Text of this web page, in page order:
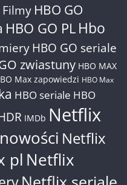
Filmy HBO GO
HBO GO PL Hbo
HBO GO seriale
zwiastuny HBO MAX
Max zapowiedzi HBO Max
HBO seriale HBO
IMDb Netflix
Netflix
pl Netflix